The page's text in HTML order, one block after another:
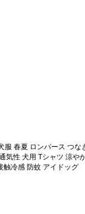
服 春夏 ロンパース つな
気性 犬用 Tシャツ 涼や
触冷感 防蚊 アイドッグ